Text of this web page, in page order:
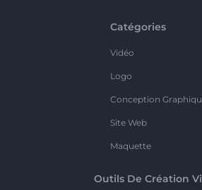
Catégories
Vidéo
Logo
Conception
Site Web
Maquette
Outils De Création